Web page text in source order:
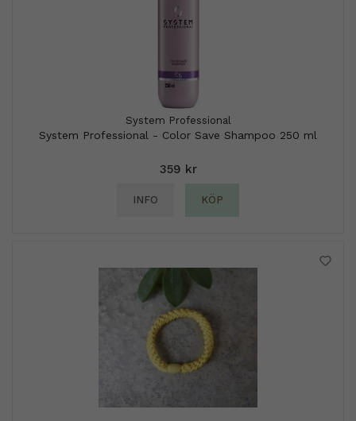
System Professional
System Professional - Color Save Shampoo 250 ml
359 kr
INFO KÖP